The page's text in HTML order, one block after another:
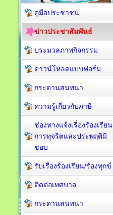
คู่มือประชาชน
ข่าวประชาสัมพันธ์
ประมวลภาพกิจกรรม
ดาวน์โหลดแบบฟอร์ม
กระดานสนทนา
ความรู้เกี่ยวกับภาษี
ช่องทางแจ้งเรื่องร้องเรียน
การทุจริตและประพฤติมิ
ชอบ
รับเรื่องร้องเรียน/ร้องทุกข์
ติดต่อเทศบาล
กระดานสนทนา